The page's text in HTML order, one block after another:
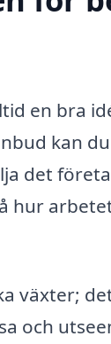
en bra
kan
det
hur
växter;
och